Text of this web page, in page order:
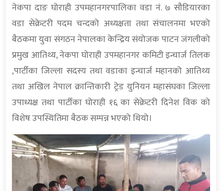
नेकपा दाङ घोराही उपमहानगरपालिका वडा नं. ७ सौडियारका
वडा सेक्रेटरी पदम चन्दको अध्यक्षता तथा संचालनमा भएको
बैठकमा युवा संगठन नेपालका केन्द्रिय संयोजक पाटन जंगलीको
प्रमुख आतिथ्य, नेकपा घोराही उपमहानगर कमिटी इन्चार्ज तिलक
,पार्टीका जिल्ला सदस्य तथा वडाका इन्चार्ज महानको आतिथ्य
तथा अखिल नेपाल क्रान्तिकारी ट्रेड युनियन महासंघका जिल्ला
उपाध्यक्ष तथा पार्टीका घोराही १६ का सेक्रेटरी दिनेश विक को
विशेष उपस्थितिमा बैठक सम्पन्न भएको थियो।